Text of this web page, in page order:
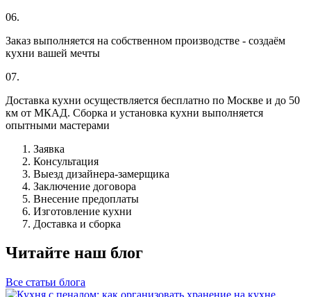
06.
Заказ выполняется на собственном производстве - создаём
кухни вашей мечты
07.
Доставка кухни осуществляется бесплатно по Москве и до 50
км от МКАД. Сборка и установка кухни выполняется
опытными мастерами
Заявка
Консультация
Выезд дизайнера-замерщика
Заключение договора
Внесение предоплаты
Изготовление кухни
Доставка и сборка
Читайте наш блог
Все статьи блога